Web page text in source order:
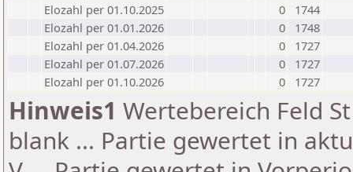
Elozahl per 01.10.2025
0
1744
Elozahl per 01.01.2026
0
1748
Elozahl per 01.04.2026
0
1727
Elozahl per 01.07.2026
0
1727
Elozahl per 01.10.2026
0 1727
Hinweis1 Wertebereich Feld
blank ... Partie gewertet in